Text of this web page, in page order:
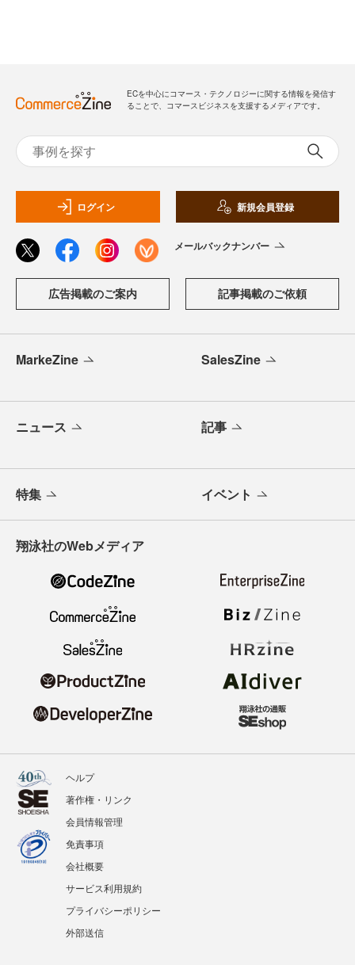
ECを中心にコマース・テクノロジーに関する情報を発信す
ることで、コマースビジネスを支援するメディアです。
ログイン 新規会員登録
メールバックナンバー
広告掲載のご案内 記事掲載のご依頼
MarkeZine SalesZine
ニュース 記事
特集 イベント
翔泳社のWebメディア
ヘルプ
著作権・リンク
会員情報管理
免責事項
会社概要
サービス利用規約
プライバシーポリシー
外部送信